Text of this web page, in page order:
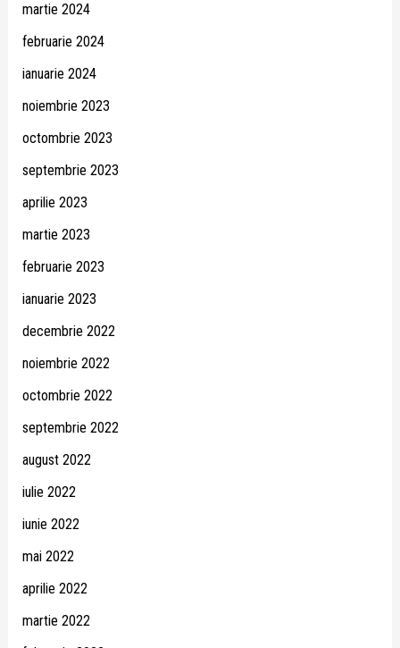
martie 2024
februarie 2024
ianuarie 2024
noiembrie 2023
octombrie 2023
septembrie 2023
aprilie 2023
martie 2023
februarie 2023
ianuarie 2023
decembrie 2022
noiembrie 2022
octombrie 2022
septembrie 2022
august 2022
iulie 2022
iunie 2022
mai 2022
aprilie 2022
martie 2022